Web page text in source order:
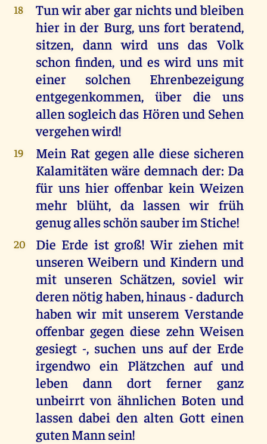
18
Tun wir aber gar nichts und bleiben
hier in der Burg, uns fort beratend,
sitzen, dann wird uns das Volk
schon finden, und es wird uns mit
einer solchen Ehrenbezeigung
entgegenkommen, über die uns
allen sogleich das Hören und Sehen
vergehen wird!
19
Mein Rat gegen alle diese sicheren
Kalamitäten wäre demnach der: Da
für uns hier offenbar kein Weizen
mehr blüht, da lassen wir früh
genug alles schön sauber im Stiche!
20
Die Erde ist groß! Wir ziehen mit
unseren Weibern und Kindern und
mit unseren Schätzen, soviel wir
deren nötig haben, hinaus - dadurch
haben wir mit unserem Verstande
offenbar gegen diese zehn Weisen
gesiegt -, suchen uns auf der Erde
irgendwo ein Plätzchen auf und
leben dann dort ferner ganz
unbeirrt von ähnlichen Boten und
lassen dabei den alten Gott einen
guten Mann sein!